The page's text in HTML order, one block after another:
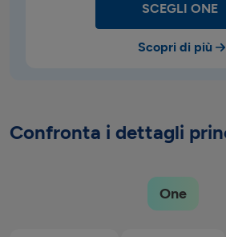
SCEGLI ONE
Scopri di più
Confronta i dettagli
One